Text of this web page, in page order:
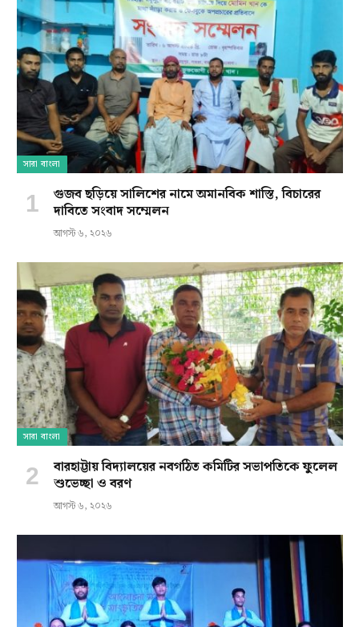
সারা বাংলা
গুজব ছড়িয়ে সালিশের নামে অমানবিক শাস্তি, বিচারের
দাবিতে সংবাদ সম্মেলন
আগস্ট ৬, ২০২৬
সারা বাংলা
বারহাট্টায় বিদ্যালয়ের নবগঠিত কমিটির সভাপতিকে ফুলেল
শুভেচ্ছা ও বরণ
আগস্ট ৬, ২০২৬